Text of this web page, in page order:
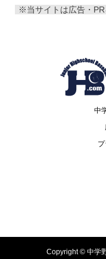
※当サイトは広告・PR
中
Copyright ©中学